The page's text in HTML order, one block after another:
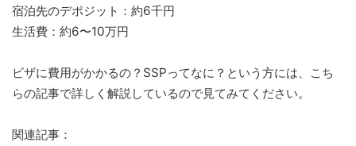
宿泊先のデポジット：約6千円
生活費：約6〜10万円
ビザに費用がかかるの？SSPってなに？という方には、こち
らの記事で詳しく解説しているので見てみてください。
関連記事：